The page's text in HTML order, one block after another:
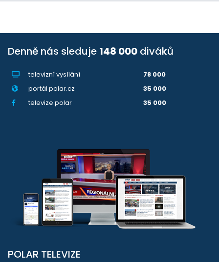
Denně nás sleduje 148 000 diváků
televizní vysílání
78 000
portál polar.cz
35 000
televize.polar
35 000
POLAR TELEVIZE